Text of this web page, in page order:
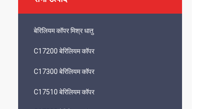
बेरिलियम कॉपर मिश्र धातु
C17200 बेरिलियम कॉपर
C17300 बेरिलियम कॉपर
C17510 बेरिलियम कॉपर